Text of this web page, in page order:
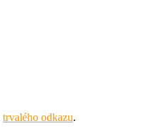
trvalého odkazu.